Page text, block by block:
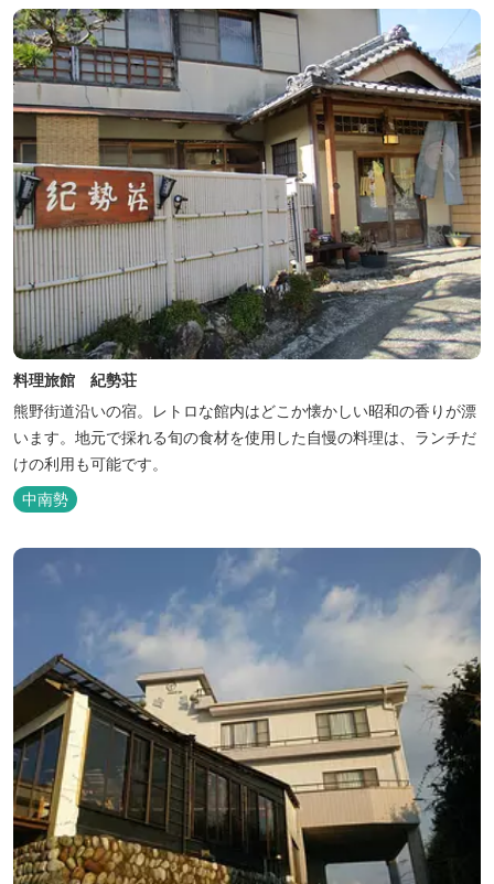
料理旅館 紀勢荘
熊野街道沿いの宿。レトロな館内はどこか懐かしい昭和の香りが漂
います。地元で採れる旬の食材を使用した自慢の料理は、ランチだ
けの利用も可能です。
中南勢